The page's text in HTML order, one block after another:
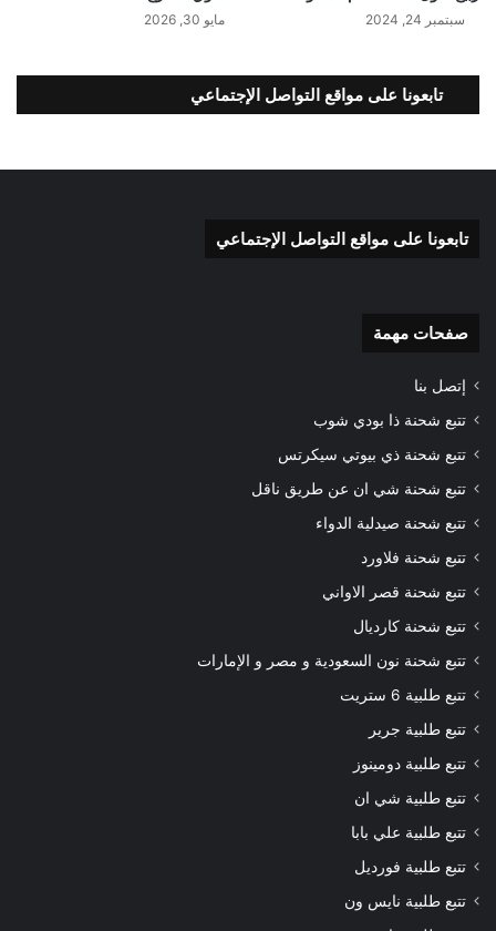
سبتمبر 24, 2024 مايو 30, 2026
تابعونا على مواقع التواصل الإجتماعي
تابعونا على مواقع التواصل الإجتماعي
صفحات مهمة
إتصل بنا
تتبع شحنة ذا بودي شوب
تتبع شحنة ذي بيوتي سيكرتس
تتبع شحنة شي ان عن طريق ناقل
تتبع شحنة صيدلية الدواء
تتبع شحنة فلاورد
تتبع شحنة قصر الاواني
تتبع شحنة كارديال
تتبع شحنة نون السعودية و مصر و الإمارات
تتبع طلبية 6 ستريت
تتبع طلبية جرير
تتبع طلبية دومينوز
تتبع طلبية شي ان
تتبع طلبية علي بابا
تتبع طلبية فورديل
تتبع طلبية نايس ون